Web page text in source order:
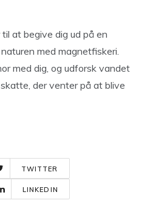
at begive dig ud på en
med magnetfiskeri.
med dig, og udforsk vandet
der venter på at blive
TWITTER
LINKEDIN